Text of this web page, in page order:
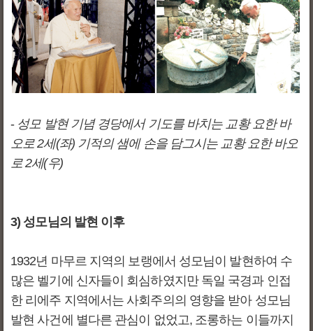
- 성모 발현 기념 경당에서 기도를 바치는 교황 요한 바
오로 2세(좌) 기적의 샘에 손을 담그시는 교황 요한 바오
로 2세(우)
3) 성모님의 발현 이후
1932년 마무르 지역의 보랭에서 성모님이 발현하여 수
많은 벨기에 신자들이 회심하였지만 독일 국경과 인접
한 리에주 지역에서는 사회주의의 영향을 받아 성모님
발현 사건에 별다른 관심이 없었고, 조롱하는 이들까지